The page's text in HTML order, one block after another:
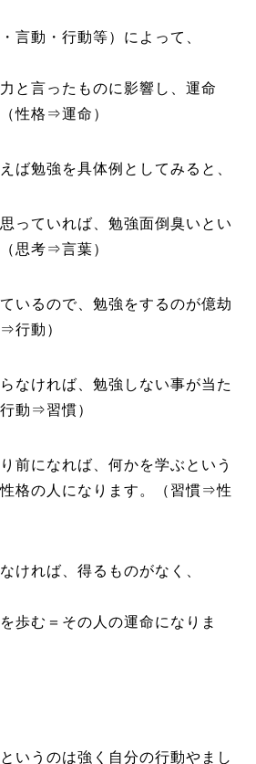
言動・行動等）によって、
と言ったものに影響し、運命
性格⇒運命）
ば勉強を具体例としてみると、
っていれば、勉強面倒臭いとい
思考⇒言葉）
いるので、勉強をするのが億劫
行動）
なければ、勉強しない事が当た
動⇒習慣）
前になれば、何かを学ぶという
格の人になります。（習慣⇒性
ければ、得るものがなく、
歩む＝その人の運命になりま
いうのは強く自分の行動やまし